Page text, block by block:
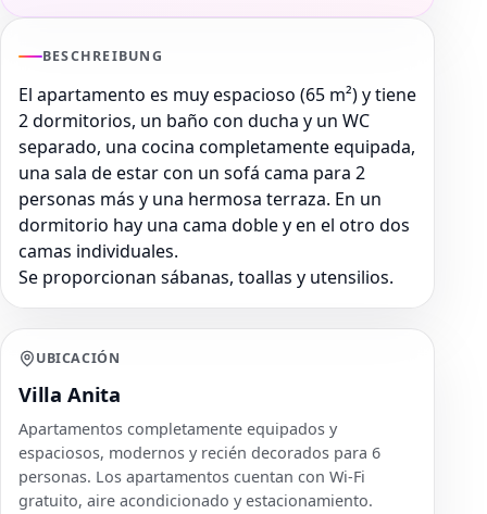
BESCHREIBUNG
El apartamento es muy espacioso (65 m²) y tiene
2 dormitorios, un baño con ducha y un WC
separado, una cocina completamente equipada,
una sala de estar con un sofá cama para 2
personas más y una hermosa terraza. En un
dormitorio hay una cama doble y en el otro dos
camas individuales.
Se proporcionan sábanas, toallas y utensilios.
UBICACIÓN
Villa Anita
Apartamentos completamente equipados y
espaciosos, modernos y recién decorados para 6
personas. Los apartamentos cuentan con Wi-Fi
gratuito, aire acondicionado y estacionamiento.